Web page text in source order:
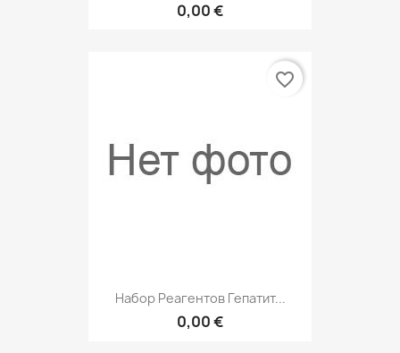
0,00 €
Набор Реагентов Гепатит...
0,00 €
favorite_border